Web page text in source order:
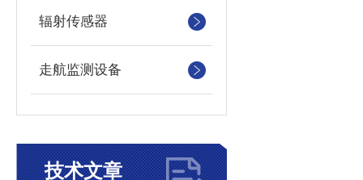
辐射传感器
走航监测设备
技术文章